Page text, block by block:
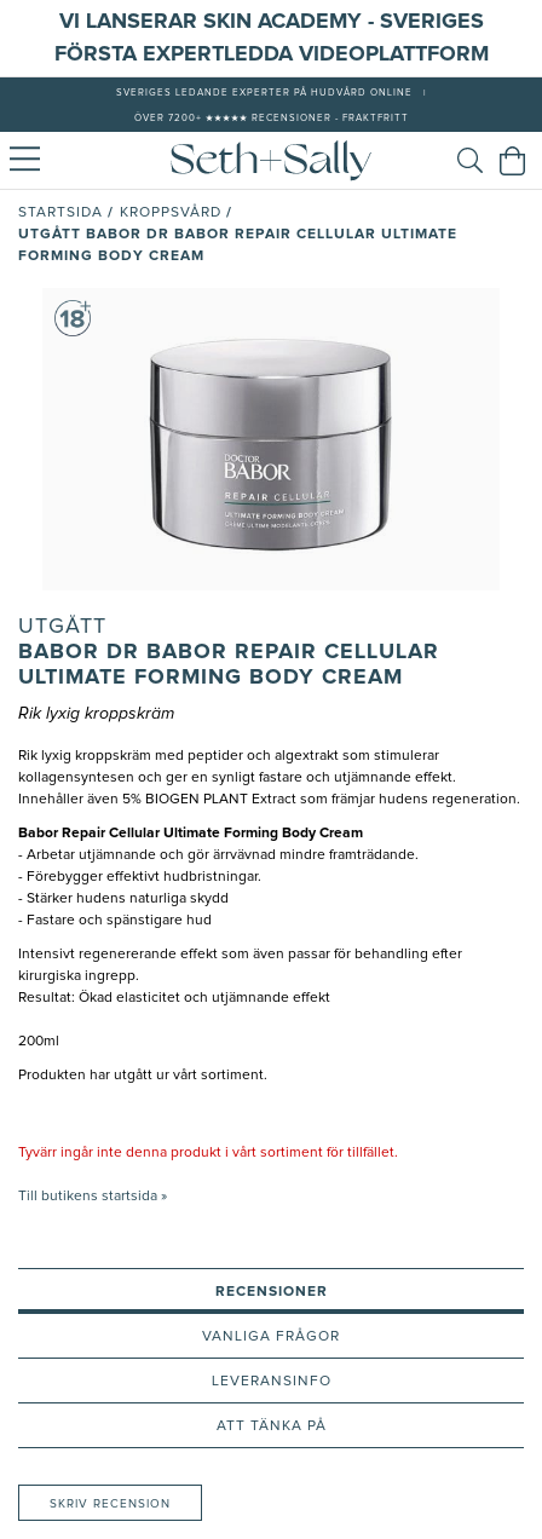
VI LANSERAR SKIN ACADEMY - SVERIGES
FÖRSTA EXPERTLEDDA VIDEOPLATTFORM
SVERIGES LEDANDE EXPERTER PÅ HUDVÅRD ONLINE
ÖVER 7200+ ★★★★★ RECENSIONER - FRAKTFRITT
STARTSIDA / KROPPSVÅRD /
UTGÅTT BABOR DR BABOR REPAIR CELLULAR ULTIMATE
FORMING BODY CREAM
UTGÅTT
BABOR DR BABOR REPAIR CELLULAR
ULTIMATE FORMING BODY CREAM
Rik lyxig kroppskräm
Rik lyxig kroppskräm med peptider och algextrakt som stimulerar
kollagensyntesen och ger en synligt fastare och utjämnande effekt.
Innehåller även 5% BIOGEN PLANT Extract som främjar hudens regeneration.
Babor Repair Cellular Ultimate Forming Body Cream
- Arbetar utjämnande och gör ärrvävnad mindre framträdande.
- Förebygger effektivt hudbristningar.
- Stärker hudens naturliga skydd
- Fastare och spänstigare hud
Intensivt regenererande effekt som även passar för behandling efter
kirurgiska ingrepp.
Resultat: Ökad elasticitet och utjämnande effekt
200ml
Produkten har utgått ur vårt sortiment.
Tyvärr ingår inte denna produkt i vårt sortiment för tillfället.
Till butikens startsida »
RECENSIONER
VANLIGA FRÅGOR
LEVERANSINFO
ATT TÄNKA PÅ
SKRIV RECENSION